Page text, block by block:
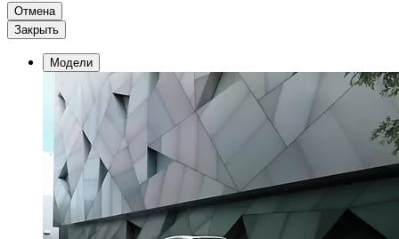
Отмена
Закрыть
Модели